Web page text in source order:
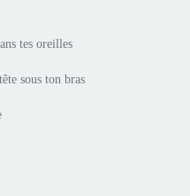
tes oreilles
sous ton bras